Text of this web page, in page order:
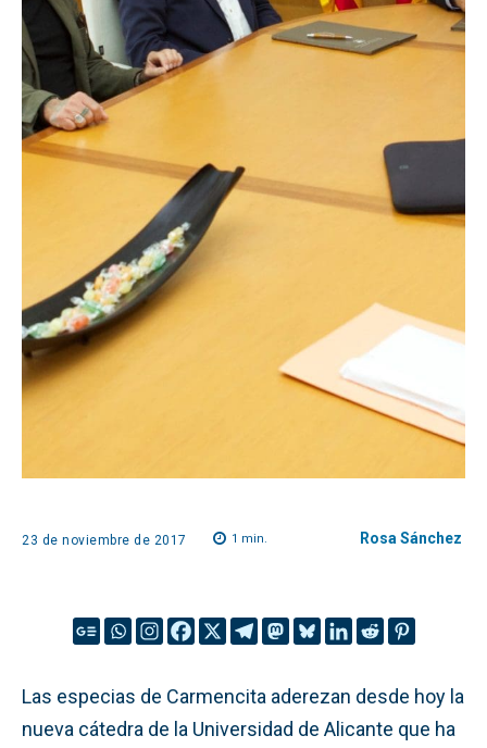
23 de noviembre de 2017 1 min. Rosa Sánchez
Las especias de Carmencita aderezan desde hoy la
nueva cátedra de la Universidad de Alicante que ha